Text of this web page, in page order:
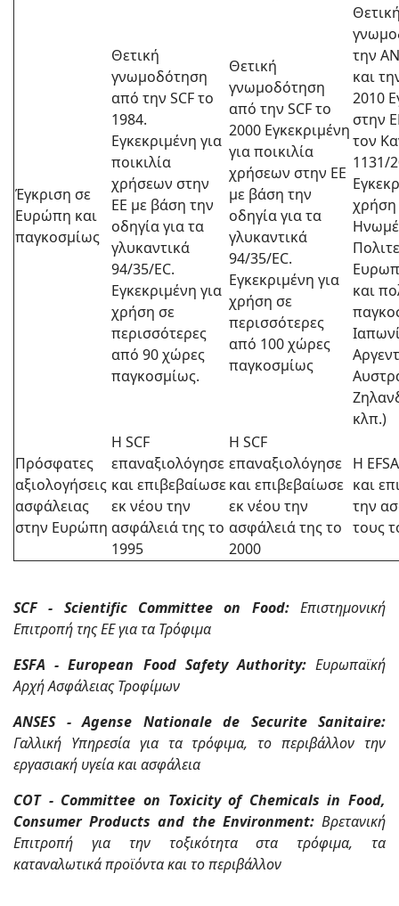
Έγκριση σε
Ευρώπη και
παγκοσμίως
Θετική
γνωμοδότηση
από την SCF το
1984.
Εγκεκριμένη για
ποικιλία
χρήσεων στην
EE με βάση την
οδηγία για τα
γλυκαντικά
94/35/EC.
Εγκεκριμένη για
χρήση σε
περισσότερες
από 90 χώρες
παγκοσμίως.
Θετική
γνωμοδότηση
από την SCF το
2000 Εγκεκριμένη
για ποικιλία
χρήσεων στην EE
με βάση την
οδηγία για τα
γλυκαντικά
94/35/EC.
Εγκεκριμένη για
χρήση σε
περισσότερες
από 100 χώρες
παγκοσμίως
την
και
2010
στην
τον
1131/
χρήση
και
κλπ.)
Πρόσφατες
αξιολογήσεις
ασφάλειας
στην Ευρώπη
Η SCF
επαναξιολόγησε
και επιβεβαίωσε
εκ νέου την
ασφάλειά της το
1995
Η SCF
επαναξιολόγησε
και επιβεβαίωσε
εκ νέου την
ασφάλειά της το
2000
Η
και
την
τους
SCF - Scientific Committee on Food:Επιστημονική
Επιτροπή της EE για τα Τρόφιμα
ESFA - European Food Safety Authority:Ευρωπαϊκή
Αρχή Ασφάλειας Τροφίμων
ANSES - Agense Nationale de Securite Sanitaire:
Γαλλική Υπηρεσία για τα τρόφιμα, το περιβάλλον την
εργασιακή υγεία και ασφάλεια
COT - Committee on Toxicity of Chemicals in Food,
Consumer Products and the Environment:Βρετανική
Επιτροπή για την τοξικότητα στα τρόφιμα, τα
καταναλωτικά προϊόντα και το περιβάλλον